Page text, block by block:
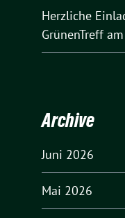
Herzliche
GrünenTreff
Archive
Juni 2026
Mai 2026